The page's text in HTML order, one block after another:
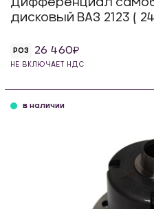
Дифференциал
дисковый ВАЗ 2123 (
РОЗ 26 460
НЕ ВКЛЮЧАЕТ НДС
в наличии